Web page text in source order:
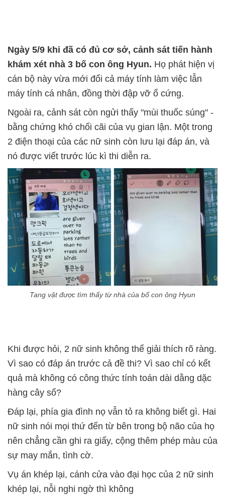
Ngày 5/9 khi đã có đủ cơ sở, cảnh sát tiến hành
khám xét nhà 3 bố con ông Hyun. Họ phát hiện vị
cán bộ này vừa mới đổi cả máy tính làm việc lẫn
máy tính cá nhân, đồng thời đập vỡ ổ cứng.
Ngoài ra, cảnh sát còn ngửi thấy "mùi thuốc súng" -
bằng chứng khó chối cãi của vụ gian lận. Một trong
2 điện thoại của các nữ sinh còn lưu lại đáp án, và
nó được viết trước lúc kì thi diễn ra.
Tang vật được tìm thấy từ nhà của bố con ông Hyun
Khi được hỏi, 2 nữ sinh không thể giải thích rõ ràng.
Vì sao có đáp án trước cả đề thi? Vì sao chỉ có kết
quả mà không có công thức tính toán dài dằng dặc
hàng cây số?
Đáp lại, phía gia đình nọ vẫn tỏ ra không biết gì. Hai
nữ sinh nói mọi thứ đến từ bên trong bộ não của họ
nên chẳng cần ghi ra giấy, cộng thêm phép màu của
sự may mắn, tình cờ.
Vụ án khép lại, cánh cửa vào đại học của 2 nữ sinh
khép lại, nỗi nghi ngờ thì không